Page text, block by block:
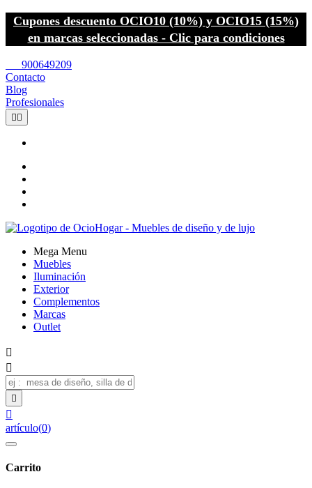
Cupones descuento OCIO10 (10%) y OCIO15 (15%)
en marcas seleccionadas - Clic para condiciones
900649209
Contacto
Blog
Profesionales
 
Mega Menu
Muebles
Iluminación
Exterior
Complementos
Marcas
Outlet




artículo(0)
Carrito